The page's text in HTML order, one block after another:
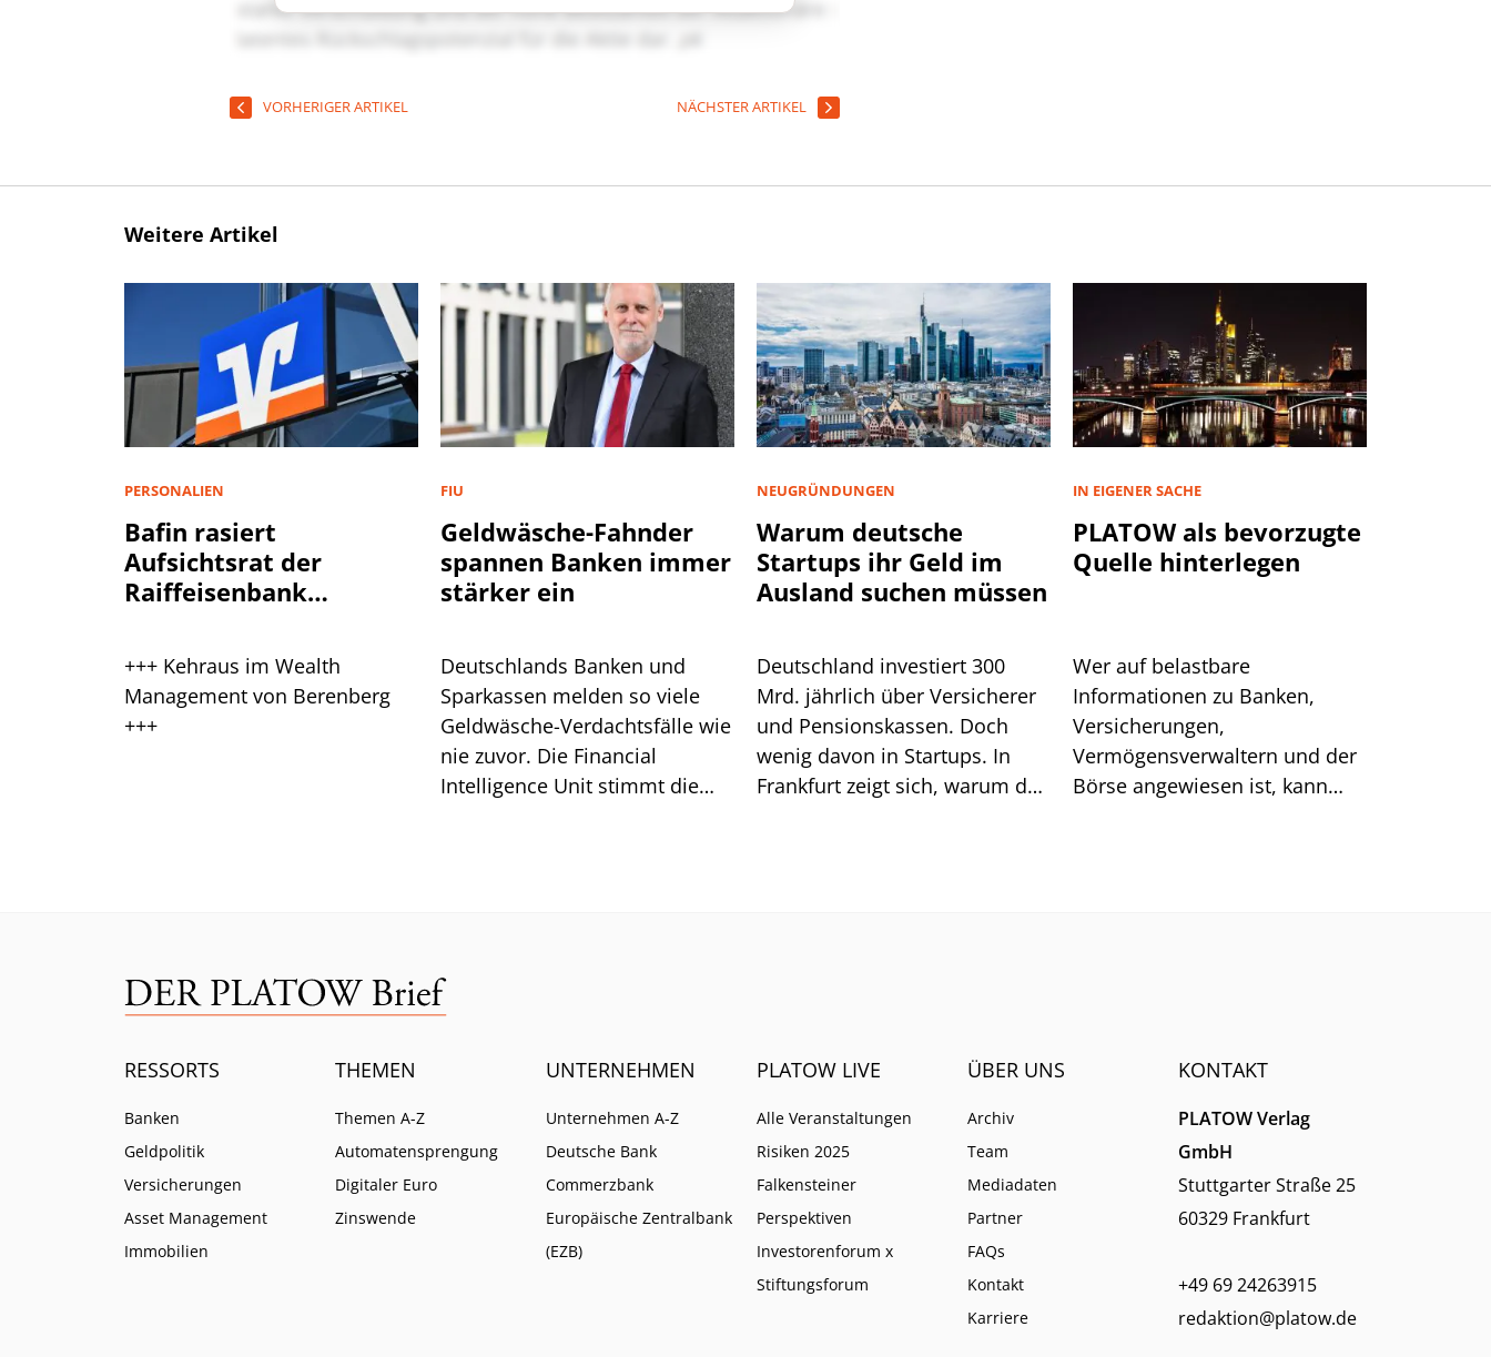
VORHERIGER ARTIKEL NÄCHSTER ARTIKEL
Weitere Artikel
PERSONALIEN
Bafin rasiert
Aufsichtsrat der
Raiffeisenbank
+++ Kehraus im Wealth
Management von Berenberg
+++
FIU
Geldwäsche-Fahnder
spannen Banken immer
stärker ein
Deutschlands Banken und
Sparkassen melden so viele
Geldwäsche-Verdachtsfälle wie
nie zuvor. Die Financial
Intelligence Unit stimmt die
NEUGRÜNDUNGEN
Warum deutsche
Startups ihr Geld im
Ausland suchen müssen
Deutschland investiert 300
Mrd. jährlich über Versicherer
und Pensionskassen. Doch
wenig davon in Startups. In
Frankfurt zeigt sich, warum das
IN EIGENER SACHE
PLATOW als bevorzugte
Quelle hinterlegen
Wer auf belastbare
Informationen zu Banken,
Versicherungen,
Vermögensverwaltern und der
Börse angewiesen ist, kann
RESSORTS
Banken
Geldpolitik
Versicherungen
Asset Management
Immobilien
THEMEN
Themen A-Z
Automatensprengung
Digitaler Euro
Zinswende
UNTERNEHMEN
Unternehmen A-Z
Deutsche Bank
Commerzbank
Europäische Zentralbank
(EZB)
PLATOW LIVE
Alle Veranstaltungen
Risiken 2025
Falkensteiner
Perspektiven
Investorenforum x
Stiftungsforum
ÜBER UNS
Archiv
Team
Mediadaten
Partner
FAQs
Kontakt
Karriere
KONTAKT
PLATOW Verlag
GmbH
Stuttgarter Straße 25
60329 Frankfurt
+49 69 24263915
redaktion@platow.de